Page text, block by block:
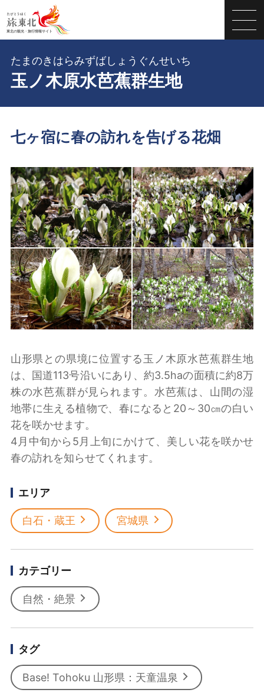
玉ノ木原水芭蕉群生地
たまのきはらみずばしょうぐんせいち
七ヶ宿に春の訪れを告げる花畑
山形県との県境に位置する玉ノ木原水芭蕉群生地
は、国道113号沿いにあり、約3.5haの面積に約8万
株の水芭蕉群が見られます。水芭蕉は、山間の湿
地帯に生える植物で、春になると20～30㎝の白い
花を咲かせます。
4月中旬から5月上旬にかけて、美しい花を咲かせ
春の訪れを知らせてくれます。
エリア
白石・蔵王 宮城県
カテゴリー
自然・絶景
タグ
Base! Tohoku 山形県：天童温泉